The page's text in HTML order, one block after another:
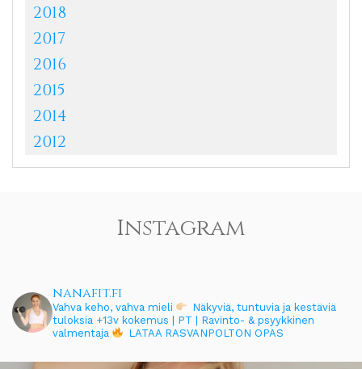
2018
2017
2016
2015
2014
2012
Instagram
nanafit.fi
Vahva keho, vahva mieli
Näkyviä, tuntuvia ja kestäviä
tuloksia +13v kokemus | PT | Ravinto- & psyykkinen
valmentaja
LATAA RASVANPOLTON OPAS